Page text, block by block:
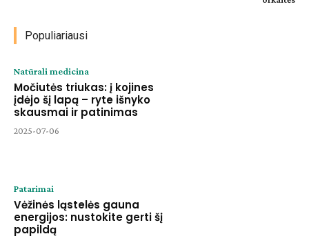
Populiariausi
Natūrali medicina
Močiutės triukas: į kojines
įdėjo šį lapą – ryte išnyko
skausmai ir patinimas
2025-07-06
Patarimai
Vėžinės ląstelės gauna
energijos: nustokite gerti šį
papildą